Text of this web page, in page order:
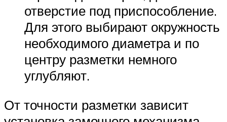
отверстие под приспособление.
Для этого выбирают окружность
необходимого диаметра и по
центру разметки немного
углубляют.
От точности разметки зависит